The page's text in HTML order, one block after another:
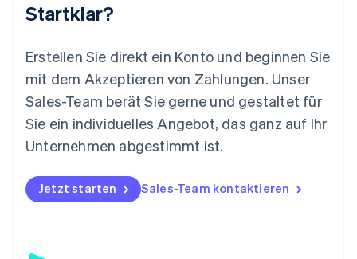
Startklar?
Erstellen Sie direkt ein Konto und beginnen Sie
mit dem Akzeptieren von Zahlungen. Unser
Sales-Team berät Sie gerne und gestaltet für
Sie ein individuelles Angebot, das ganz auf Ihr
Unternehmen abgestimmt ist.
Jetzt starten Sales-Team kontaktieren
Mexiko
English
Niederlande
Nederlands English
Norwegen
English
Österreich
Polen
English
Portugal